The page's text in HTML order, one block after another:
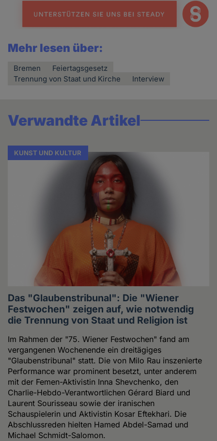
Mehr lesen über:
Bremen
Feiertagsgesetz
Trennung von Staat und Kirche
Interview
Verwandte Artikel
KUNST UND KULTUR
Das "Glaubenstribunal": Die "Wiener
Festwochen" zeigen auf, wie notwendig
die Trennung von Staat und Religion ist
Im Rahmen der "75. Wiener Festwochen" fand am
vergangenen Wochenende ein dreitägiges
"Glaubenstribunal" statt. Die von Milo Rau inszenierte
Performance war prominent besetzt, unter anderem
mit der Femen-Aktivistin Inna Shevchenko, den
Charlie-Hebdo-Verantwortlichen Gérard Biard und
Laurent Sourisseau sowie der iranischen
Schauspielerin und Aktivistin Kosar Eftekhari. Die
Abschlussreden hielten Hamed Abdel-Samad und
Michael Schmidt-Salomon.